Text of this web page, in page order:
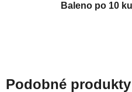
Baleno po 10
Podobné produkty